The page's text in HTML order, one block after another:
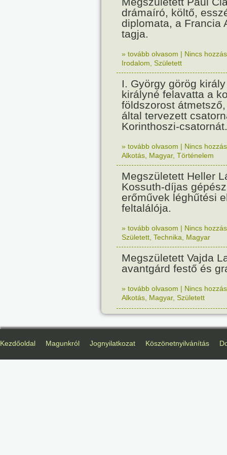
drámaíró, költő,
diplomata, a Francia
tagja.
» tovább olvasom | Nincs
Irodalom Született
I. György görög
királyné felavatta a
földszorost
által tervezett
Korinthoszi-csatornát.
» tovább olvasom | Nincs
Alkotás Magyar, Történelem
Megszületett Heller
Kossuth-díjas
erőművek léghűtési
feltalálója.
» tovább olvasom | Nincs
Született Technika Magyar
Megszületett Vajda
avantgárd festő és
» tovább olvasom | Nincs
Alkotás Magyar, Született
Kezdőoldal Magunkról Jognyilatkozat Köszönetnyilvánítás